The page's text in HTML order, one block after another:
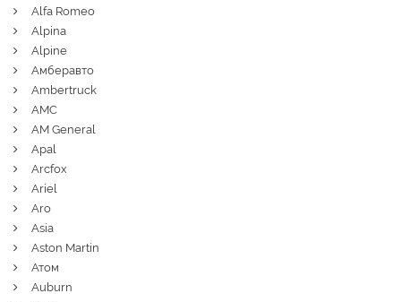
Alfa Romeo
Alpina
Alpine
Амберавто
Ambertruck
AMC
AM General
Apal
Arcfox
Ariel
Aro
Asia
Aston Martin
Атом
Auburn